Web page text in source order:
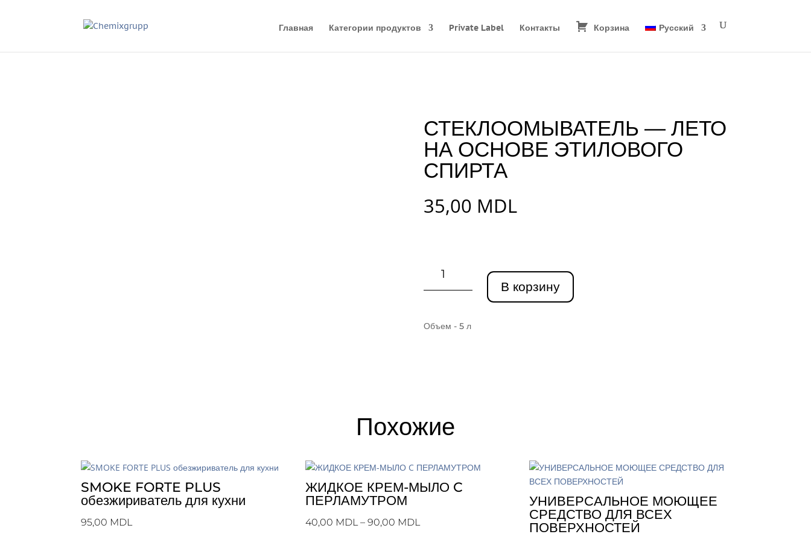
Главная Категории продуктов Private Label Контакты Корзина Русский
СТЕКЛООМЫВАТЕЛЬ — ЛЕТО
НА ОСНОВЕ ЭТИЛОВОГО
СПИРТА
35,00 MDL
товара
СТЕКЛООМЫВАТЕЛЬВ корзину
Объем - 5 л
Похожие
SMOKE FORTE PLUS
обезжириватель для кухни
95,00 MDL
ЖИДКОЕ КРЕМ-МЫЛО C
ПЕРЛАМУТРОМ
40,00 MDL – 90,00 MDL
УНИВЕРСАЛЬНОЕ МОЮЩЕЕ
СРЕДСТВО ДЛЯ ВСЕХ
ПОВЕРХНОСТЕЙ